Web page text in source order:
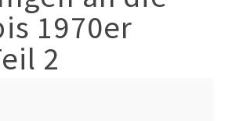
1970er
2